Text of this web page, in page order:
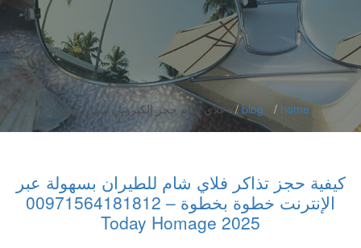
home
blog فلاي شام حجز إلكتروني سهل وسريع
كيفية حجز تذاكر فلاي شام للطيران بسهولة عبر
الإنترنت خطوة بخطوة – 00971564181812
2025 Today Homage